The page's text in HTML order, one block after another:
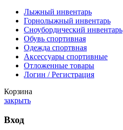
Лыжный инвентарь
Горнолыжный инвентарь
Сноубордический инвентарь
Обувь спортивная
Одежда спортвная
Аксессуары спортивные
Отложенные товары
Логин / Регистрация
Корзина
закрыть
Вход